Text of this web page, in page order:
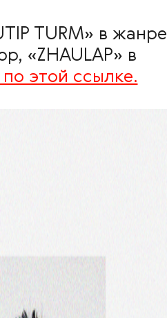
TURM» в жанре
«ZHAULAP» в
этой ссылке.